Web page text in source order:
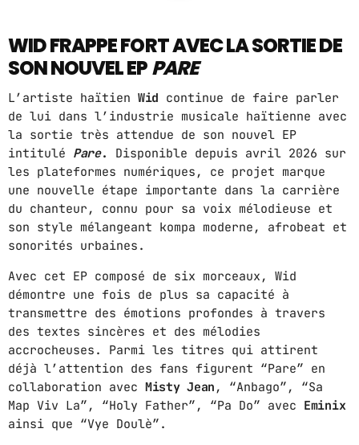
ABOUT US
MUSIC NEWS
SCHEDULE
TOP 10
STUDIO
PROMOTE
CONTACTS
FR
UPCOMING SHOWS
SUNDAY RELAXING
5:00 AM - 12:00 PM
WID FRAPPE FORT AVEC LA SORTIE DE
SON NOUVEL EPPARE
L’artiste haïtien Wid continue de faire parler
de lui dans l’industrie musicale haïtienne avec
la sortie très attendue de son nouvel EP
intitulé Pare.
Disponible depuis avril 2026 sur
les plateformes numériques, ce projet marque
une nouvelle étape importante dans la carrière
du chanteur, connu pour sa voix mélodieuse et
son style mélangeant kompa moderne, afrobeat et
sonorités urbaines.
Avec cet EP composé de six morceaux, Wid
démontre une fois de plus sa capacité à
transmettre des émotions profondes à travers
des textes sincères et des mélodies
accrocheuses. Parmi les titres qui attirent
déjà l’attention des fans figurent “Pare” en
collaboration avec Misty Jean , “Anbago”, “Sa
Map Viv La”, “Holy Father”, “Pa Do” avec Eminix
ainsi que “Vye Doulè”.